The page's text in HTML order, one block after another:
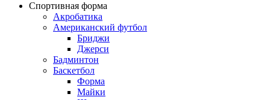
Спортивная форма
Акробатика
Американский футбол
Бриджи
Джерси
Бадминтон
Баскетбол
Форма
Майки